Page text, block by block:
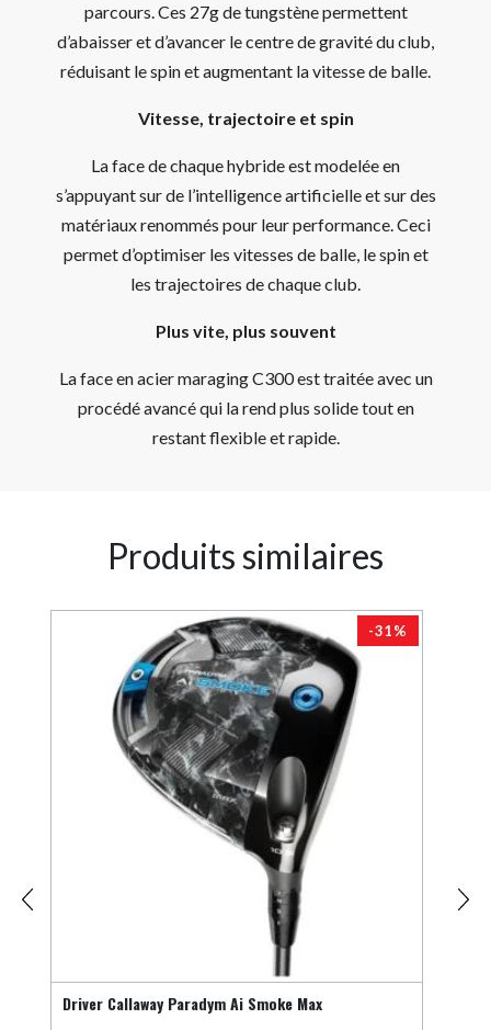
parcours. Ces 27g de tungstène permettent
d’abaisser et d’avancer le centre de gravité du club,
réduisant le spin et augmentant la vitesse de balle.
Vitesse, trajectoire et spin
La face de chaque hybride est modelée en
s’appuyant sur de l’intelligence artificielle et sur des
matériaux renommés pour leur performance. Ceci
permet d’optimiser les vitesses de balle, le spin et
les trajectoires de chaque club.
Plus vite, plus souvent
La face en acier maraging C300 est traitée avec un
procédé avancé qui la rend plus solide tout en
restant flexible et rapide.
Produits similaires
-31%
Driver Callaway Paradym Ai Smoke Max